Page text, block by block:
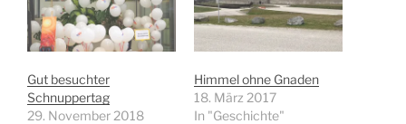
Gut besuchter
Schnuppertag
29. November 2018
Himmel ohne Gnaden
18. März 2017
In "Geschichte"